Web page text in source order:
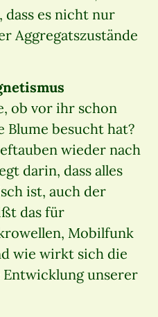
es nicht nur
Aggregatszustände
ob vor ihr schon
Blume besucht hat?
wieder nach
darin, dass alles
ist, auch der
das für
Mobilfunk
wie wirkt sich die
unserer